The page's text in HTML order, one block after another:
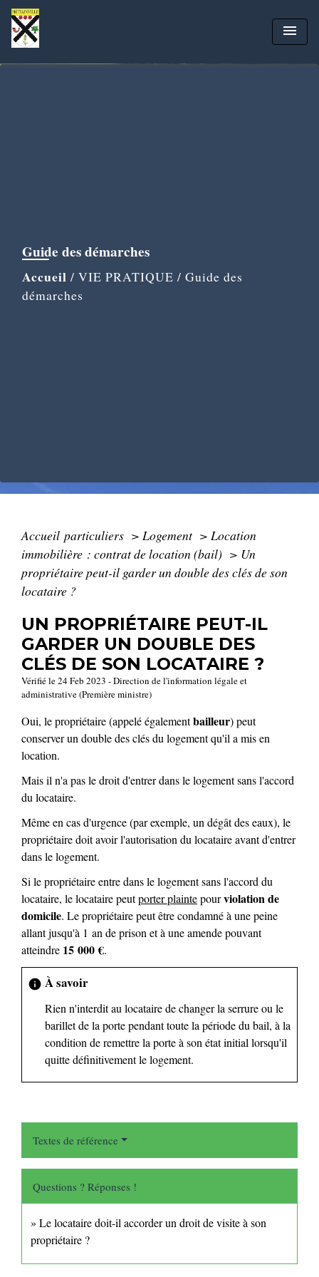
menu
Guide des démarches
Accueil / VIE PRATIQUE / Guide des
démarches
Accueil particuliers > Logement > Location
immobilière : contrat de location (bail) > Un
propriétaire peut-il garder un double des clés de son
locataire ?
UN PROPRIÉTAIRE PEUT-IL
GARDER UN DOUBLE DES
CLÉS DE SON LOCATAIRE ?
Vérifié le 24 Feb 2023 - Direction de l'information légale et
administrative (Première ministre)
Oui, le propriétaire (appelé égalementbailleur) peut
conserver un double des clés du logement qu'il a mis en
location.
Mais il n'a pas le droit d'entrer dans le logement sans l'accord
du locataire.
Même en cas d'urgence (par exemple, un dégât des eaux), le
propriétaire doit avoir l'autorisation du locataire avant d'entrer
dans le logement.
Si le propriétaire entre dans le logement sans l'accord du
locataire, le locataire peutporter plaintepourviolation de
domicile. Le propriétaire peut être condamné à une peine
allant jusqu'à 1 an de prison et à une amende pouvant
atteindre 15 000 €.
info À savoir
Rien n'interdit au locataire de changer la serrure ou le
barillet de la porte pendant toute la période du bail, à la
condition de remettre la porte à son état initial lorsqu'il
quitte définitivement le logement.
Textes de référence
Questions ? Réponses !
Le locataire doit-il accorder un droit de visite à son
propriétaire ?